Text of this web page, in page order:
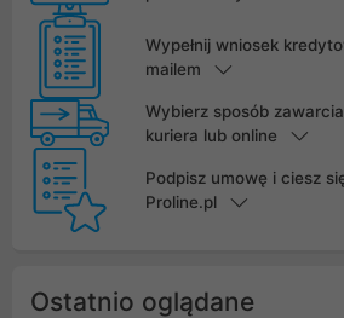
Wypełnij wniosek
mailem
Wybierz sposób
kuriera lub online
Podpisz umowę i ciesz
Proline.pl
Ostatnio oglądane